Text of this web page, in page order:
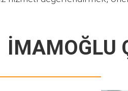
İMAMOĞLU